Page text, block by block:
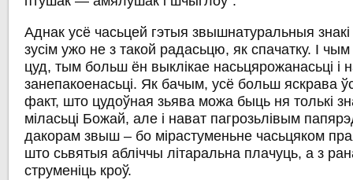
Аднак усё часьцей гэтыя звышнатуральныя
зусім ужо не з такой радасьцю, як спачатку. І
цуд, тым больш ён выклікае насьцярожанасьці і
занепакоенасьці. Як бачым, усё больш яскрава
факт, што цудоўная зьява можа быць ня толькі
міласьці Божай, але і нават пагрозьлівым
дакорам звыш – бо мірастуменьне часьцяком
што сьвятыя абліччы літаральна плачуць, а з
струменіць кроў.